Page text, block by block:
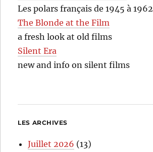
Les polars français de 1945 à 1962
The Blonde at the Film
a fresh look at old films
Silent Era
new and info on silent films
LES ARCHIVES
Juillet 2026 (13)